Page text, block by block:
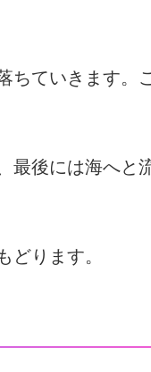
ちていきます。
最後には海へと
どります。